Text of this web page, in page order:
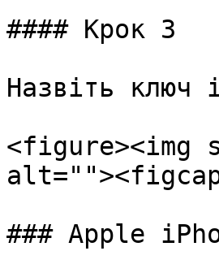
#### Крок 3
Назвіть ключ
<figure><img
### Apple